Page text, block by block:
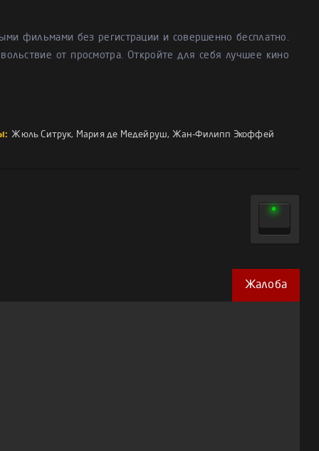
фильмами без регистрации и совершенно бесплатно.
от просмотра. Откройте для себя лучшее кино
Жюль Ситрук, Мария де Медейруш, Жан-Филипп Экоффей
Жалоба